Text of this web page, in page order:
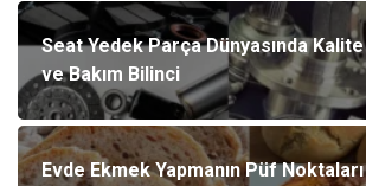
Seat Yedek Parça Dünyasında
ve Bakım Bilinci
Evde Ekmek Yapmanın Püf